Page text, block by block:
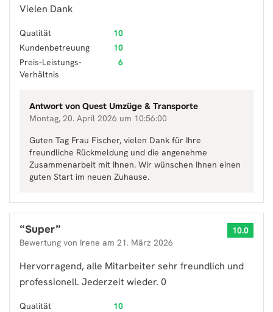
Vielen Dank
Qualität
10
Kundenbetreuung
10
Preis-Leistungs-
Verhältnis
6
Antwort von Quest Umzüge & Transporte
Montag, 20. April 2026 um 10:56:00
Guten Tag Frau Fischer, vielen Dank für Ihre
freundliche Rückmeldung und die angenehme
Zusammenarbeit mit Ihnen. Wir wünschen Ihnen einen
guten Start im neuen Zuhause.
“Super”
Bewertung von Irene am 21. März 2026
10.0
Hervorragend, alle Mitarbeiter sehr freundlich und
professionell. Jederzeit wieder. 0
Qualität
10